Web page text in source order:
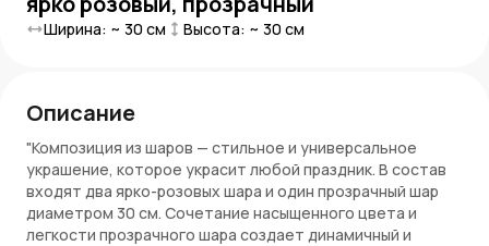
Ширина: ~ 30 см Высота: ~ 30 см
Описание
"Композиция из шаров — стильное и универсальное
украшение, которое украсит любой праздник. В состав
входят два ярко-розовых шара и один прозрачный шар
диаметром 30 см. Сочетание насыщенного цвета и
легкости прозрачного шара создает динамичный и